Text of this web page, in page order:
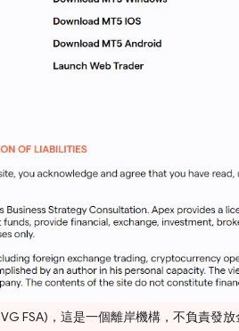
FSA)，這是一個離岸機構，不負責發